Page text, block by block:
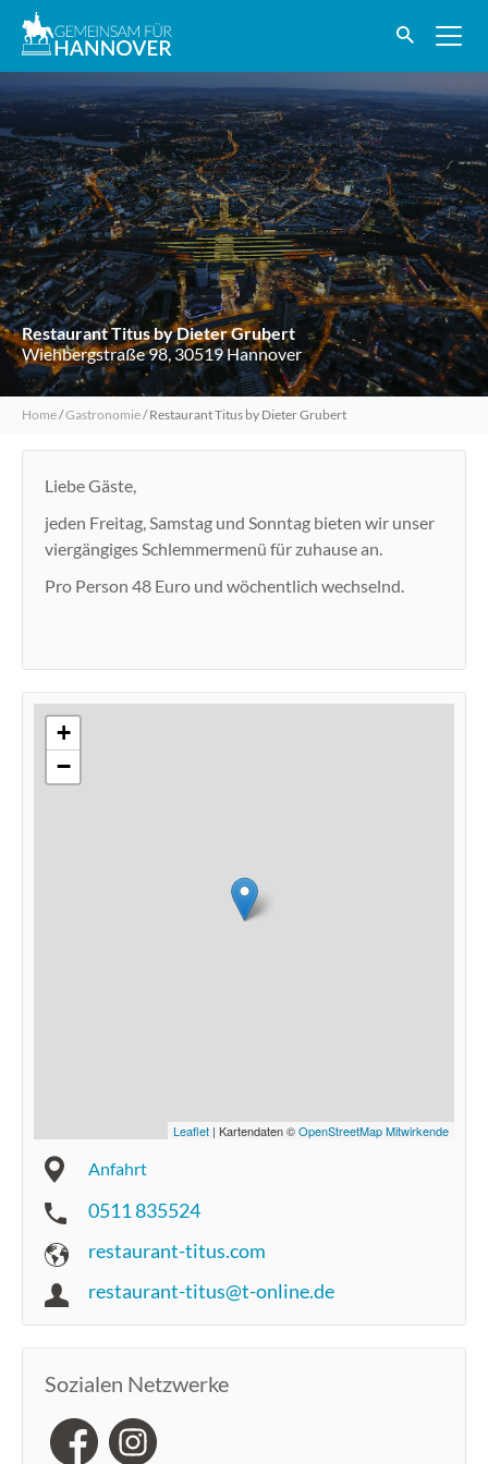
Restaurant Titus by Dieter Grubert
Wiehbergstraße 98, 30519 Hannover
Home/Gastronomie/Restaurant Titus by Dieter Grubert
Liebe Gäste,
jeden Freitag, Samstag und Sonntag bieten wir unser
viergängiges Schlemmermenü für zuhause an.
Pro Person 48 Euro und wöchentlich wechselnd.
+
−
Leaflet | Kartendaten ©OpenStreetMap Mitwirkende
Anfahrt
0511 835524
restaurant-titus.com
restaurant-titus@t-online.de
Sozialen Netzwerke